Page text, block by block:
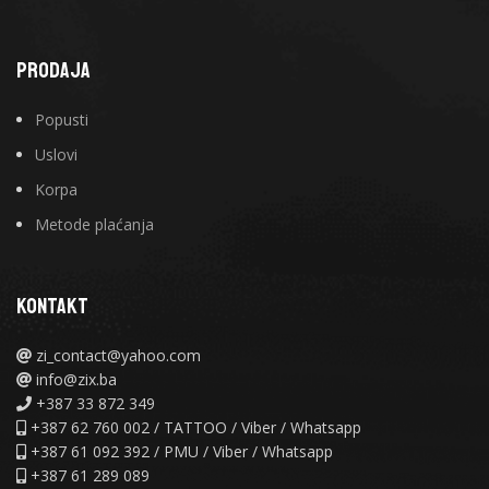
PRODAJA
Popusti
Uslovi
Korpa
Metode plaćanja
KONTAKT
zi_contact@yahoo.com
info@zix.ba
+387 33 872 349
+387 62 760 002 / TATTOO / Viber / Whatsapp
+387 61 092 392 / PMU / Viber / Whatsapp
+387 61 289 089